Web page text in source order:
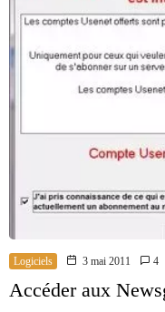
Logiciels 3 mai 2011 4
Accéder aux